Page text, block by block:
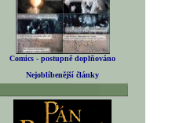
Comics - postupně doplňováno
Nejoblíbenější články